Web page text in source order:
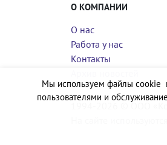
О КОМПАНИИ
О нас
Работа у нас
Контакты
1994-2026 © ООО
Мы используем файлы cookie
пользователями и